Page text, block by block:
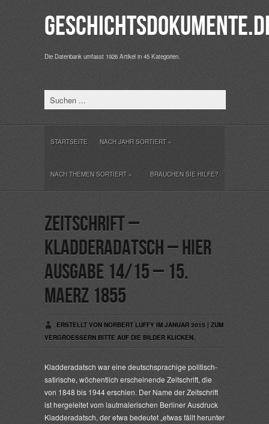
Die Datenbank umfasst 1926 Artikel in 45 Kategorien.
STARTSEITE NACH JAHR SORTIERT»
NACH THEMEN SORTIERT» BRAUCHEN SIE HILFE?
Zeitschrift –
Kladderadatsch – hier
Ausgabe 14/15 – 15.
Maerz 1855
ERSTELLT VON NORBERT LUFFY IM JANUAR 2015 | ZUM
VERGROESSERN BITTE AUF DIE BILDER KLICKEN.
Kladderadatsch war eine deutschsprachige politisch-
satirische, wöchentlich erscheinende Zeitschrift, die
von 1848 bis 1944 erschien. Der Name der Zeitschrift
ist hergeleitet vom lautmalerischen Berliner Ausdruck
Kladderadatsch, der etwa bedeutet „etwas fällt herunter